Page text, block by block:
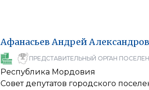
Афанасьев Андрей
ПРЕДСТАВИТЕЛЬНЫЙ ОРГАН
Республика Мордовия
Совет депутатов городского